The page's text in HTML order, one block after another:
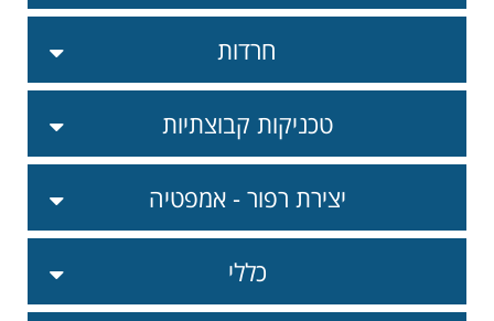
חרדות
טכניקות קבוצתיות
יצירת רפור - אמפטיה
כללי